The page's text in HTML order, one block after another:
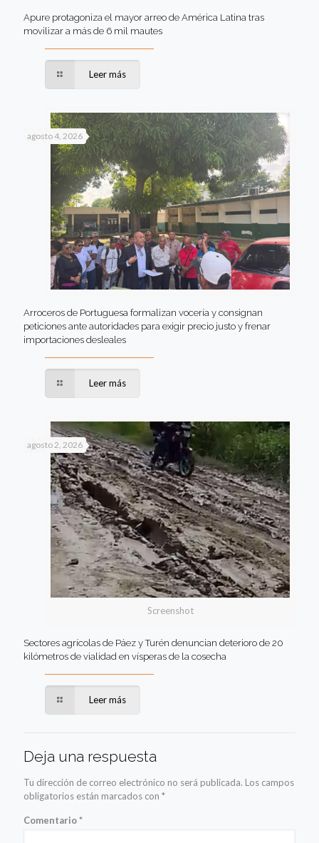
Apure protagoniza el mayor arreo de América Latina tras
movilizar a más de 6 mil mautes
Leer más
agosto 4, 2026
Arroceros de Portuguesa formalizan vocería y consignan
peticiones ante autoridades para exigir precio justo y frenar
importaciones desleales
Leer más
Screenshot
agosto 2, 2026
Sectores agrícolas de Páez y Turén denuncian deterioro de 20
kilómetros de vialidad en vísperas de la cosecha
Leer más
Deja una respuesta
Tu dirección de correo electrónico no será publicada. Los campos
obligatorios están marcados con *
Comentario*